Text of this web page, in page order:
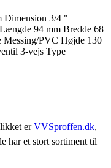
Dimension 3/4 "
94 mm Bredde 68
Messing/PVC Højde 130
3-vejs Type
erVVSproffen.dk,
har et stort sortiment til